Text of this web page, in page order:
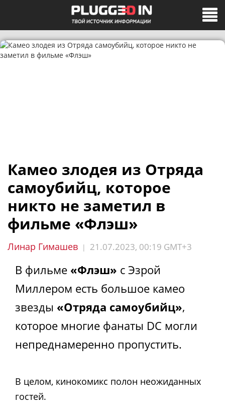
Камео злодея из Отряда
самоубийц, которое
никто не заметил в
фильме «Флэш»
Линар Гимашев | 21.07.2023, 00:19 GMT+3
В фильме «Флэш» с Эзрой
Миллером есть большое камео
звезды «Отряда самоубийц»,
которое многие фанаты DC могли
непреднамеренно пропустить.
В целом, кинокомикс полон неожиданных
гостей.